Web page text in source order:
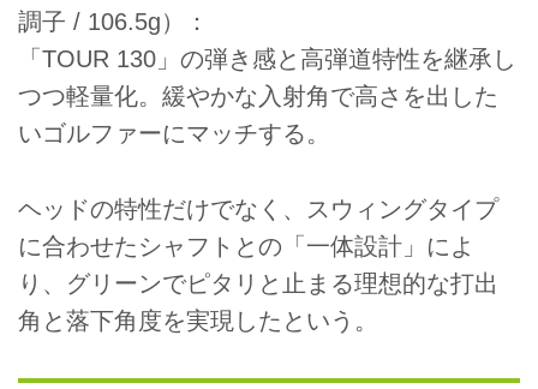
調子 / 106.5g）：
「TOUR 130」の弾き感と高弾道特性を継承し
つつ軽量化。緩やかな入射角で高さを出した
いゴルファーにマッチする。
ヘッドの特性だけでなく、スウィングタイプ
に合わせたシャフトとの「一体設計」によ
り、グリーンでピタリと止まる理想的な打出
角と落下角度を実現したという。